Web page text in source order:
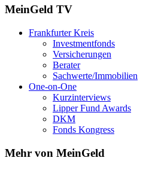
MeinGeld TV
Frankfurter Kreis
Investmentfonds
Versicherungen
Berater
Sachwerte/Immobilien
One-on-One
Kurzinterviews
Lipper Fund Awards
DKM
Fonds Kongress
Mehr von MeinGeld